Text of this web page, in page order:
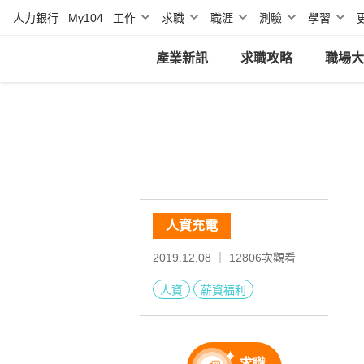
人力銀行 My104 工作 求職 職涯 測驗 學習
產業新訊 求職攻略 職場
人資充電
2019.12.08 ｜ 12806次觀看
人資 薪資福利